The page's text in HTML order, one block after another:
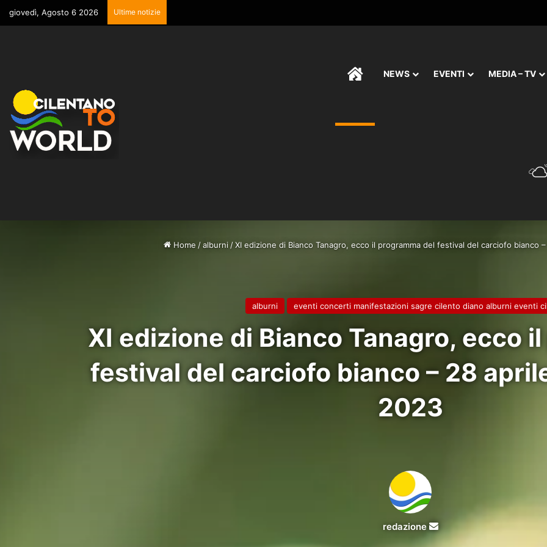
giovedì, Agosto 6 2026 Ultime notizie
HOMENEWS EVENTI MEDIA – TV
Home / alburni / XI edizione di Bianco Tanagro, ecco il programma del festival del carciofo bianco
alburni eventi concerti manifestazioni sagre cilento diano alburni eventi
XI edizione di Bianco Tanagro, ecco
festival del carciofo bianco – 28
2023
redazione
Invia
un'email